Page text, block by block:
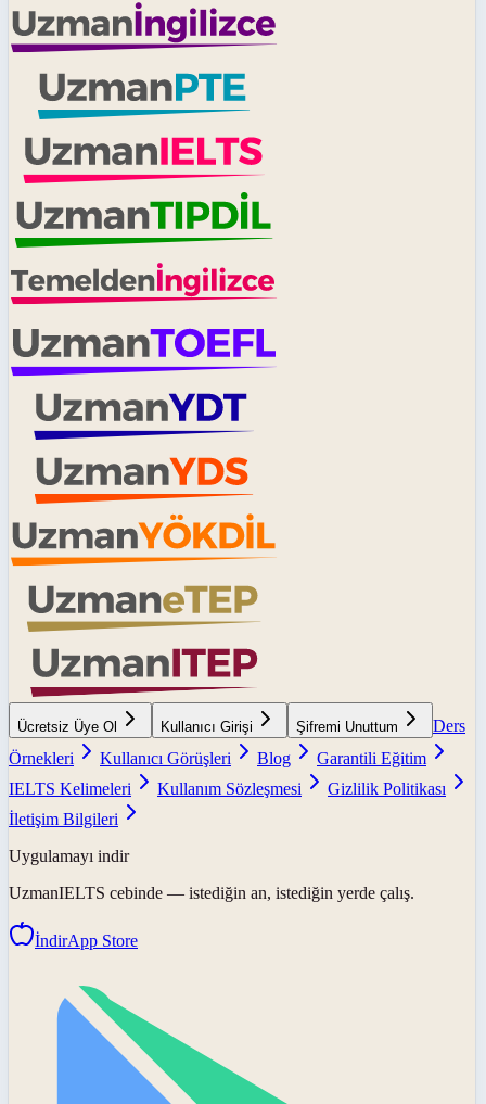
Ücretsiz Üye Ol Kullanıcı Girişi Şifremi Unuttum
Ders
Örnekleri
Kullanıcı Görüşleri Blog
Garantili Eğitim
IELTS Kelimeleri
Kullanım Sözleşmesi
Gizlilik Politikası
İletişim Bilgileri
Uygulamayı indir
UzmanIELTS cebinde — istediğin an, istediğin yerde çalış.
İndirApp Store